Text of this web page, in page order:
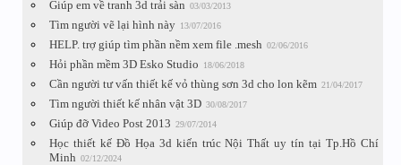
Giúp em về tranh 3d trải sàn 03/03/2013
Tìm người vẽ lại hình này 13/07/2016
HELP. trợ giúp tìm phần nềm xem file .mesh 02/06/2016
Hỏi phần mềm 3D Esko Studio 18/06/2018
Cần người tư vấn thiết kế vỏ thùng sơn 3d cho lon kẽm 21/04/2017
Tìm người thiết kế nhân vật 3D 30/08/2017
Giúp đỡ Video Post 2013 29/07/2014
Học thiết kế Đồ Họa 3d kiến trúc Nội Thất uy tín tại Tp.Hồ Chí
Minh 02/12/2024